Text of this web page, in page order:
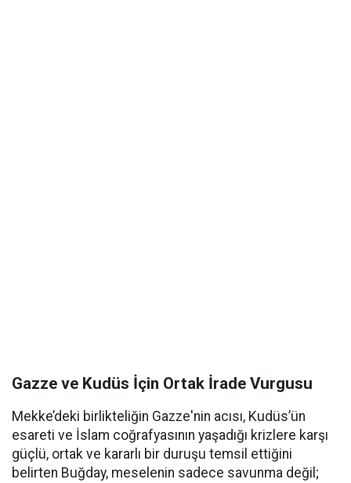
Gazze ve Kudüs İçin Ortak İrade Vurgusu
Mekke’deki birlikteliğin Gazze'nin acısı, Kudüs’ün
esareti ve İslam coğrafyasının yaşadığı krizlere karşı
güçlü, ortak ve kararlı bir duruşu temsil ettiğini
belirten Buğday, meselenin sadece savunma değil;